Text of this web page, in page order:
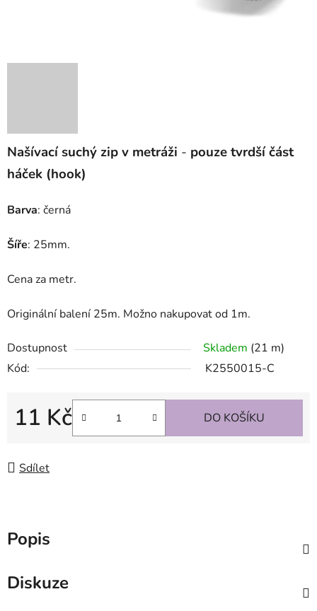
Našívací suchý zip v metráži - pouze tvrdší část
háček (hook)
Barva: černá
Šíře: 25mm.
Cena za metr.
Originální balení 25m. Možno nakupovat od 1m.
Dostupnost Skladem (21 m)
Kód:
K2550015-C
11 Kč
Měrná cena:
DO KOŠÍKU
Sdílet
Popis
Diskuze